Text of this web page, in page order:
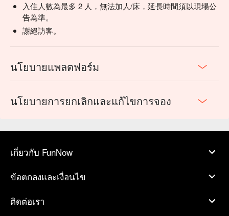
入住人數為最多 2 人，無法加人/床，延長時間須以現場公
告為準。
謝絕訪客。
นโยบายแพลตฟอร์ม
นโยบายการยกเลิกและแก้ไขการจอง
เกี่ยวกับ FunNow
ข้อตกลงและเงื่อนไข
ติดต่อเรา